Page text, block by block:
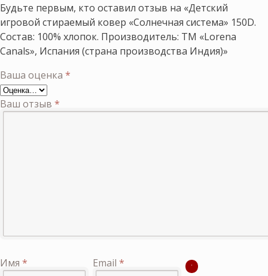
Будьте первым, кто оставил отзыв на «Детский
игровой стираемый ковер «Солнечная система» 150D.
Состав: 100% хлопок. Производитель: ТМ «Lorena
Canals», Испания (страна производства Индия)»
Ваша оценка *
Ваш отзыв *
Имя * Email *